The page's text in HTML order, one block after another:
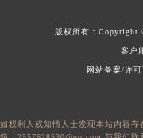
版权所有： Copyright
客户
网站备案/许
如权利人或知情人士发现本站内容